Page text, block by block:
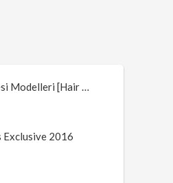
Modelleri [Hair …
Exclusive 2016